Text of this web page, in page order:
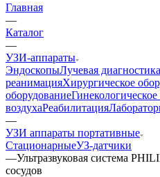
Главная
—
Каталог
—
УЗИ-аппараты
ЭндоскопыЛучевая диагностика
реанимацияХирургическое
оборудование
воздухаРеабилитация
—
УЗИ аппараты портативные
СтационарныеУЗ-датчики
—Ультразвуковая система
сосудов